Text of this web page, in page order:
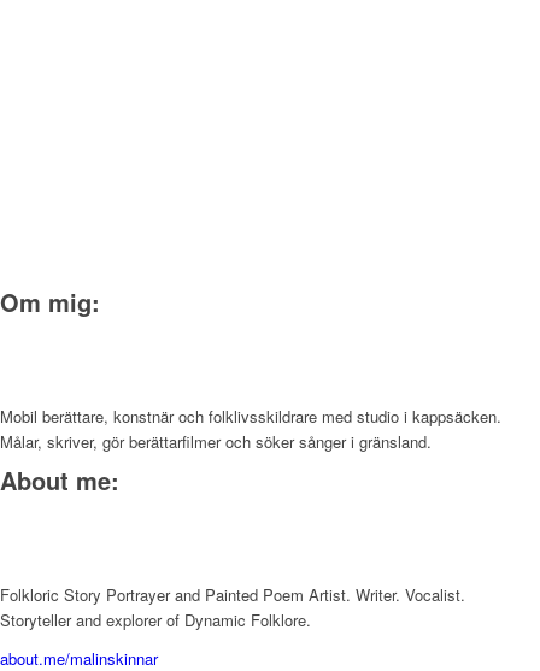
Om mig:
Mobil berättare, konstnär och folklivsskildrare med studio i kappsäcken.
Målar, skriver, gör berättarfilmer och söker sånger i gränsland.
About me:
Folkloric Story Portrayer and Painted Poem Artist. Writer. Vocalist.
Storyteller and explorer of Dynamic Folklore.
about.me/malinskinnar